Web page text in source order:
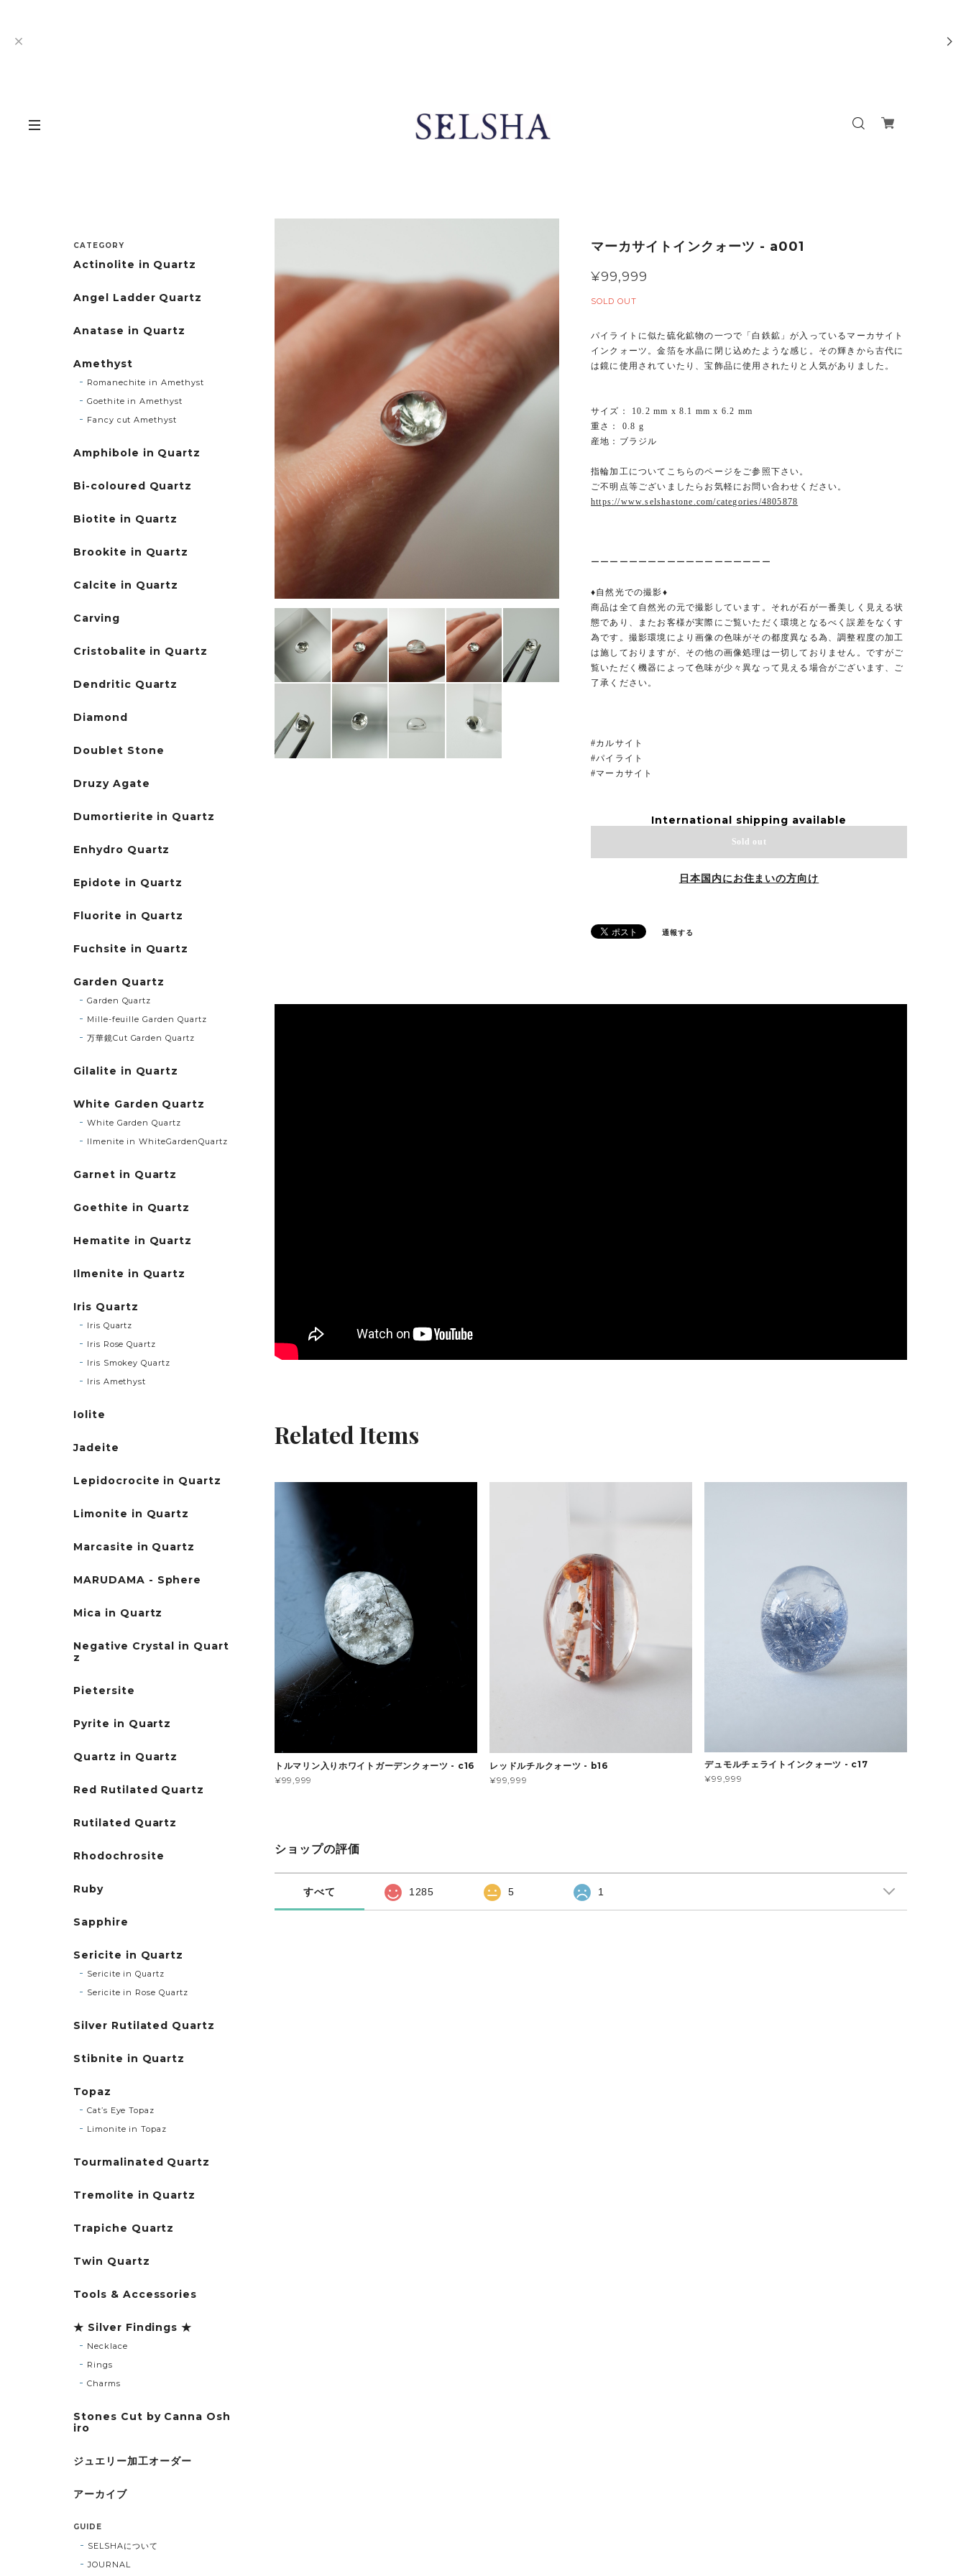
マーカサイトインクォーツ - a001
¥99,999
SOLD OUT
パイライトに似た硫化鉱物の一つで「白鉄鉱」が入っているマーカサイト
インクォーツ。金箔を水晶に閉じ込めたような感じ。その輝きから古代に
は鏡に使用されていたり、宝飾品に使用されたりと人気がありました。
サイズ： 10.2 mm x 8.1 mm x 6.2 mm
重さ： 0.8 g
産地：ブラジル
指輪加工についてこちらのページをご参照下さい。
ご不明点等ございましたらお気軽にお問い合わせください。
https://www.selshastone.com/categories/4805878
ーーーーーーーーーーーーーーーーーーー
♦︎自然光での撮影♦︎
商品は全て自然光の元で撮影しています。それが石が一番美しく見える状
態であり、またお客様が実際にご覧いただく環境となるべく誤差をなくす
為です。撮影環境により画像の色味がその都度異なる為、調整程度の加工
は施しておりますが、その他の画像処理は一切しておりません。ですがご
覧いただく機器によって色味が少々異なって見える場合がございます、ご
了承ください。
#カルサイト
#パイライト
#マーカサイト
International shipping available
Sold out
日本国内にお住まいの方向け
通報する
Related Items
トルマリン入りホワイトガーデンクォーツ - c16
¥99,999
レッドルチルクォーツ - b16
¥99,999
デュモルチェライトインクォーツ - c17
¥99,999
ショップの評価
すべて 1285 5 1
CATEGORY
Actinolite in Quartz
Angel Ladder Quartz
Anatase in Quartz
Amethyst
Romanechite in Amethyst
Goethite in Amethyst
Fancy cut Amethyst
Amphibole in Quartz
Bi-coloured Quartz
Biotite in Quartz
Brookite in Quartz
Calcite in Quartz
Carving
Cristobalite in Quartz
Dendritic Quartz
Diamond
Doublet Stone
Druzy Agate
Dumortierite in Quartz
Enhydro Quartz
Epidote in Quartz
Fluorite in Quartz
Fuchsite in Quartz
Garden Quartz
Garden Quartz
Mille-feuille Garden Quartz
万華鏡Cut Garden Quartz
Gilalite in Quartz
White Garden Quartz
White Garden Quartz
Ilmenite in WhiteGardenQuartz
Garnet in Quartz
Goethite in Quartz
Hematite in Quartz
Ilmenite in Quartz
Iris Quartz
Iris Quartz
Iris Rose Quartz
Iris Smokey Quartz
Iris Amethyst
Iolite
Jadeite
Lepidocrocite in Quartz
Limonite in Quartz
Marcasite in Quartz
MARUDAMA - Sphere
Mica in Quartz
Negative Crystal in Quart
z
Pietersite
Pyrite in Quartz
Quartz in Quartz
Red Rutilated Quartz
Rutilated Quartz
Rhodochrosite
Ruby
Sapphire
Sericite in Quartz
Sericite in Quartz
Sericite in Rose Quartz
Silver Rutilated Quartz
Stibnite in Quartz
Topaz
Cat’s Eye Topaz
Limonite in Topaz
Tourmalinated Quartz
Tremolite in Quartz
Trapiche Quartz
Twin Quartz
Tools & Accessories
★ Silver Findings ★
Necklace
Rings
Charms
Stones Cut by Canna Osh
iro
ジュエリー加工オーダー
アーカイブ
GUIDE
SELSHAについて
JOURNAL